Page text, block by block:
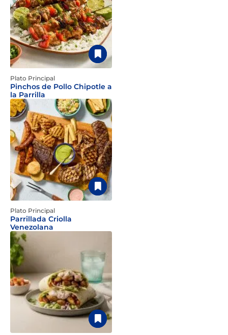
Plato Principal
Pinchos de Pollo Chipotle a
la Parrilla
Plato Principal
Parrillada Criolla
Venezolana